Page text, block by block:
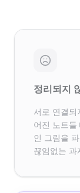
정리되지
서로 연결되
어진 노트들
인 그림을
끊임없는 과